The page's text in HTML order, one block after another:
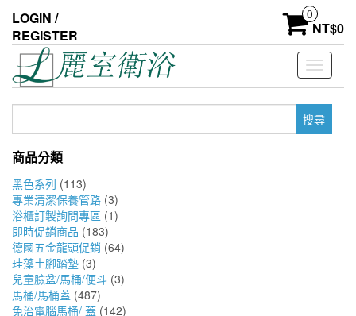
the
content
LOGIN /
REGISTER
0
NT$0
Toggle
鍵
商品分類
黑色系列 (113)
專業清潔保養管路 (3)
浴櫃訂製詢問專區 (1)
即時促銷商品 (183)
德國五金龍頭促銷 (64)
珪藻土腳踏墊 (3)
兒童臉盆/馬桶/便斗 (3)
馬桶/馬桶蓋 (487)
免治電腦馬桶/ 蓋 (142)